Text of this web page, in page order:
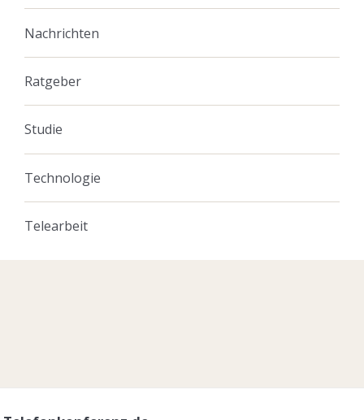
Nachrichten
Ratgeber
Studie
Technologie
Telearbeit